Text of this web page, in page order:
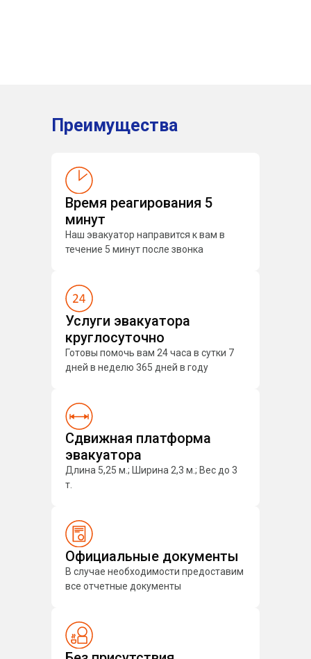
Время реагирования 5
минут
Наш эвакуатор направится к вам в
течение 5 минут после звонка
Услуги эвакуатора
круглосуточно
Готовы помочь вам 24 часа в сутки 7
дней в неделю 365 дней в году
Сдвижная платформа
эвакуатора
Длина 5,25 м.; Ширина 2,3 м.; Вес до 3
т.
Официальные документы
В случае необходимости предоставим
все отчетные документы
Преимущества